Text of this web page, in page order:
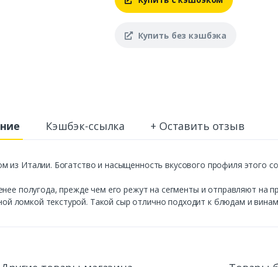
Купить без кэшбэка
Кэшбэк-ссылка + Оставить отзыв
Италии. Богатство и насыщенность вкусового профиля этого
полугода, прежде чем его режут на сегменты и отправляют на
ломкой текстурой. Такой сыр отлично подходит к блюдам и винам